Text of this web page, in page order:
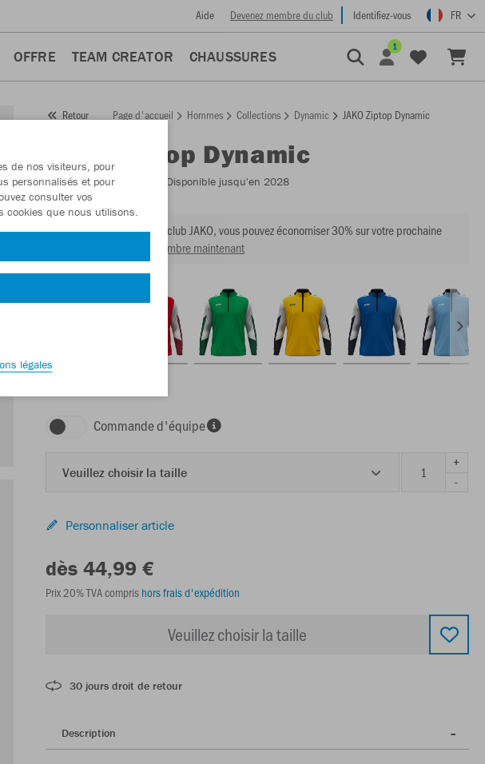
Aide Devenez membre du club Identifiez-vous FR
OFFRE TEAM CREATOR CHAUSSURES
1
Retour Page d'accueil Hommes Collections Dynamic JAKO Ziptop Dynamic
Ziptop Dynamic
Numéro d’article: - Disponible jusqu'en 2028
En tant que membre du club JAKO, vous pouvez économiser 30% sur votre prochaine
Devenir membre maintenant
Commande d'équipe
Veuillez choisir la taille
+
-
Personnaliser article
dès 44,99 €
Prix 20% TVA compris hors frais d'expédition
Veuillez choisir la taille
30 jours droit de retour
Description
de nos visiteurs, pour
personnalisés et pour
consulter vos
cookies que nous utilisons.
légales